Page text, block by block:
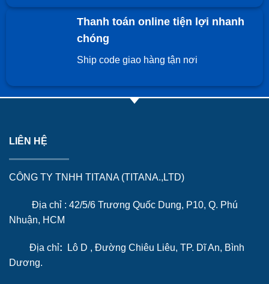
Thanh toán online tiện lợi nhanh
chóng
Ship code giao hàng tận nơi
LIÊN HỆ
CÔNG TY TNHH TITANA (TITANA.,LTD)
Địa chỉ : 42/5/6 Trương Quốc Dung, P10, Q. Phú
Nhuận, HCM
Địa chỉ:
Lô D , Đường Chiêu Liêu, TP. Dĩ An, Bình
Dương.